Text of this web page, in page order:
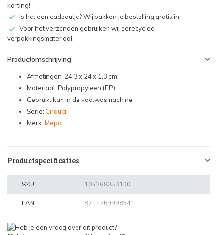
korting!
Is het een cadeautje? Wij pakken je bestelling gratis in.
Voor het verzenden gebruiken wij gerecycled
verpakkingsmateriaal.
Productomschrijving
Afmetingen: 24,3 x 24 x 1,3 cm
Materiaal: Polypropyleen (PP)
Gebruik: kan in de vaatwasmachine
Serie: Cirqula
Merk: Mepal
Productspecificaties
SKU 106268053100
EAN 8711269998541